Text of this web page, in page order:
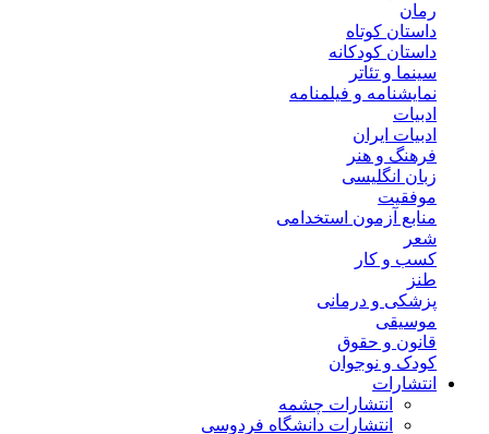
رمان
داستان کوتاه
داستان کودکانه
سینما و تئاتر
نمایشنامه و فیلمنامه
ادبیات
ادبیات ایران
فرهنگ و هنر
زبان انگلیسی
موفقیت
منابع آزمون استخدامی
شعر
کسب و کار
طنز
پزشکی و درمانی
موسیقی
قانون و حقوق
کودک و نوجوان
انتشارات
انتشارات چشمه
انتشارات دانشگاه فردوسی